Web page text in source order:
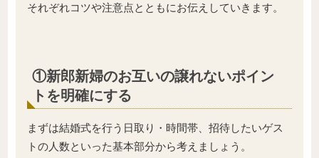
それぞれコツや注意点とともにお伝えしていきます。
①新郎新婦のお互いの譲れないポイン
トを明確にする
まずは結婚式を行う日取り・時間帯、招待したいゲス
トの人数といった基本部分から考えましょう。